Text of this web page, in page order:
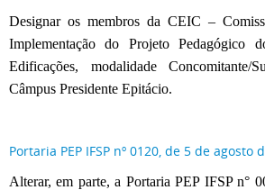
Designar os membros da CEIC –
Implementação do Projeto Pedagógico
Edificações, modalidade Concomitante/
Câmpus Presidente Epitácio.
Portaria PEP IFSP nº 0120, de 5 de agosto
Alterar, em parte, a Portaria PEP IFSP n°